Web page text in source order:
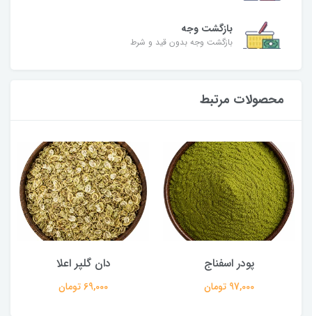
بازگشت وجه
بازگشت وجه بدون قید و شرط
محصولات مرتبط
پودر اسفناج
97,000 تومان
دان گلپر اعلا
69,000 تومان